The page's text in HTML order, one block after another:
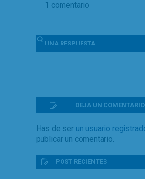
1 comentario
UNA RESPUESTA
DEJA UN COMENTARIO
Has de ser un usuario
publicar un comentario.
POST RECIENTES